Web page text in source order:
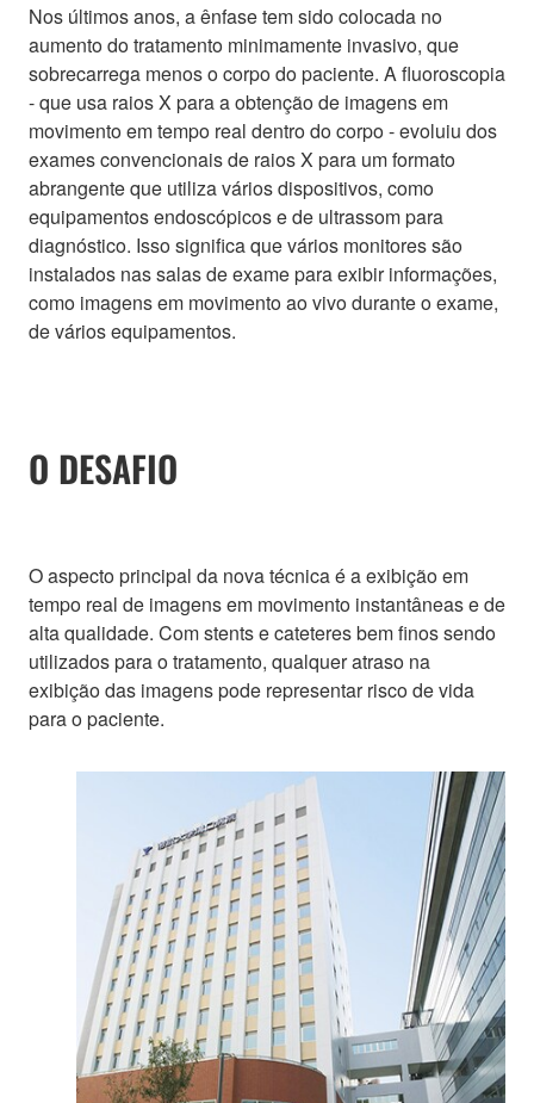
Nos últimos anos, a ênfase tem sido colocada no
aumento do tratamento minimamente invasivo, que
sobrecarrega menos o corpo do paciente. A fluoroscopia
- que usa raios X para a obtenção de imagens em
movimento em tempo real dentro do corpo - evoluiu dos
exames convencionais de raios X para um formato
abrangente que utiliza vários dispositivos, como
equipamentos endoscópicos e de ultrassom para
diagnóstico. Isso significa que vários monitores são
instalados nas salas de exame para exibir informações,
como imagens em movimento ao vivo durante o exame,
de vários equipamentos.
O DESAFIO
O aspecto principal da nova técnica é a exibição em
tempo real de imagens em movimento instantâneas e de
alta qualidade. Com stents e cateteres bem finos sendo
utilizados para o tratamento, qualquer atraso na
exibição das imagens pode representar risco de vida
para o paciente.